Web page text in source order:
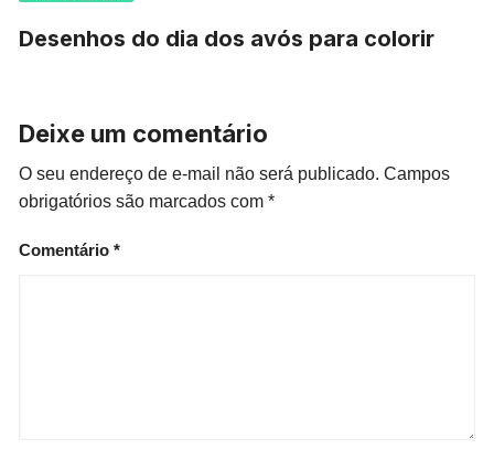
Desenhos do dia dos avós para colorir
Deixe um comentário
O seu endereço de e-mail não será publicado. Campos
obrigatórios são marcados com*
Comentário*